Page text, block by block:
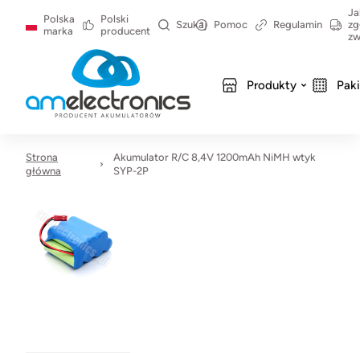
Polska
marka
Polski
producent
Szukaj Pomoc Regulamin
Produkty
Strona
główna
Akumulator R/C 8,4V 1200mAh NiMH wtyk
SYP-2P